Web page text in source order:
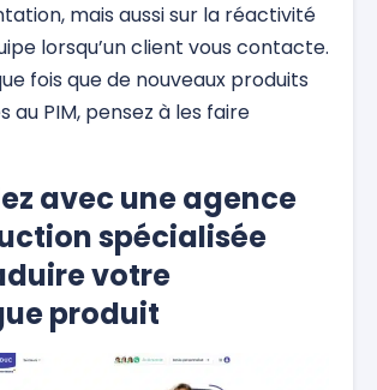
mais aussi sur la réactivité
lorsqu’un client vous contacte.
fois que de nouveaux produits
au PIM, pensez à les faire
avec une agence
spécialisée
votre
produit